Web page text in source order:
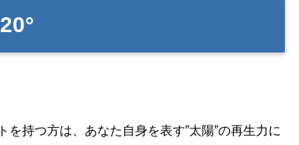
持つ方は、あなた自身を表す”太陽”の再生力に